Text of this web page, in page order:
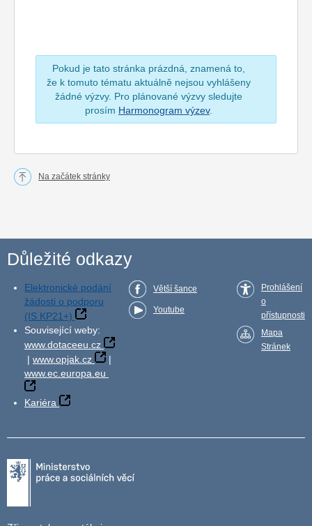
Pokud je tato stránka prázdná, znamená to,
že k tomuto tématu aktuálně nejsou vyhlášeny
žádné výzvy. Pro plánované výzvy sledujte
prosím Harmonogram výzev.
Na začátek stránky
Důležité odkazy
Elektronické podání
žádosti o podporu
(IS KP21+)
Související weby:
www.dotaceeu.cz
| www.opjak.cz
|
www.ec.europa.eu
Kariéra
Větší šance
Youtube
Prohlášení
o
přístupnosti
Mapa
Stránek